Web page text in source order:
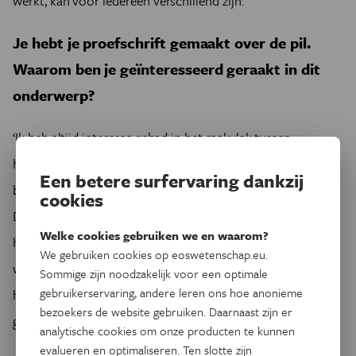
Je hebt je proefschrift gemaakt over de pil.
Waarom ben je geïnteresseerd geraakt in dit
onderwerp?
‘Ik heb altijd interesse gehad in het raakvlak tussen
hersenen en gedrag, in de samenwerking tussen psyche en
biologie. Hormonen zijn daar een goed voorbeeld van.
Daarnaast schuilt er ook wel een activist in mij. Als ik zie
hoe weinig vrouwen meegenomen worden in
wetenschappelijk onderzoek, en hoeveel gevolgen dat kan
hebben, stimuleert me dat om net dit onderwerp zelf te
gaan onderzoeken.’
Een betere surfervaring dankzij
cookies
Welke cookies gebruiken we en waarom?
We gebruiken cookies op eoswetenschap.eu.
Sommige zijn noodzakelijk voor een optimale
gebruikerservaring, andere leren ons hoe anonieme
bezoekers de website gebruiken. Daarnaast zijn er
analytische cookies om onze producten te kunnen
evalueren en optimaliseren. Ten slotte zijn